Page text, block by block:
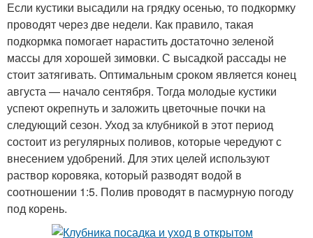
Если кустики высадили на грядку осенью, то подкормку
проводят через две недели. Как правило, такая
подкормка помогает нарастить достаточно зеленой
массы для хорошей зимовки. С высадкой рассады не
стоит затягивать. Оптимальным сроком является конец
августа — начало сентября. Тогда молодые кустики
успеют окрепнуть и заложить цветочные почки на
следующий сезон. Уход за клубникой в этот период
состоит из регулярных поливов, которые чередуют с
внесением удобрений. Для этих целей используют
раствор коровяка, который разводят водой в
соотношении 1:5. Полив проводят в пасмурную погоду
под корень.